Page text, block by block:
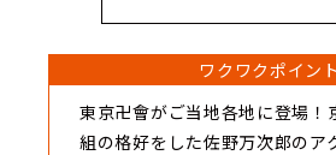
ワクワクポイント
東京卍會がご当地各地に登場！
組の格好をした佐野万次郎のア